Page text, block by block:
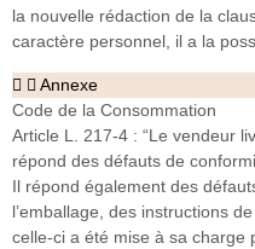
la nouvelle rédaction de la
caractère personnel, il a la
Annexe
Code de la Consommation
Article L. 217-4 : “Le vendeur
répond des défauts de
Il répond également des
l’emballage, des instructions
celle-ci a été mise à sa charge